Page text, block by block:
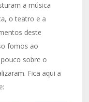
a música
o teatro e a
deste
fomos ao
sobre o
Fica aqui a